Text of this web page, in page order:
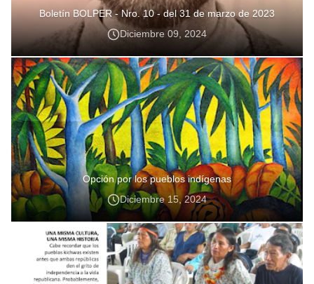
Boletín BOLPER - Nro. 10 - del 31 de marzo de 2023
Diciembre 09, 2024
Opción por los pueblos indígenas
Diciembre 15, 2024